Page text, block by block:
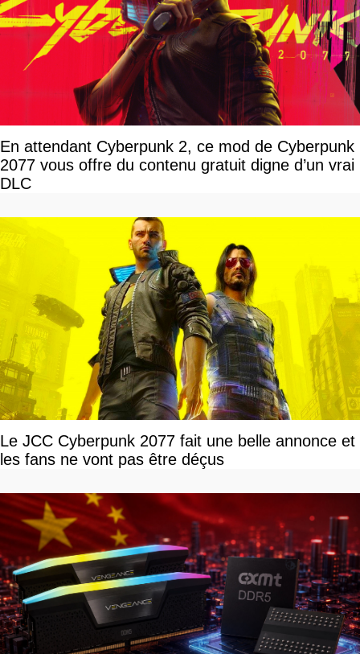
En attendant Cyberpunk 2, ce mod de Cyberpunk
2077 vous offre du contenu gratuit digne d’un vrai
DLC
Le JCC Cyberpunk 2077 fait une belle annonce et
les fans ne vont pas être déçus